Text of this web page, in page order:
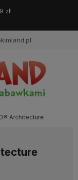
zł!
Architecture